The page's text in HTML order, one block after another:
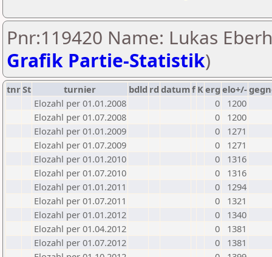
Pnr:119420 Name: Lukas
Grafik Partie-Statistik)
tnrSt turnier bdld rd datumf Kerg elo+/-
Elozahl per 01.01.2008
0
1200
Elozahl per 01.07.2008
0
1200
Elozahl per 01.01.2009
0
1271
Elozahl per 01.07.2009
0
1271
Elozahl per 01.01.2010
0
1316
Elozahl per 01.07.2010
0
1316
Elozahl per 01.01.2011
0
1294
Elozahl per 01.07.2011
0
1321
Elozahl per 01.01.2012
0
1340
Elozahl per 01.04.2012
0
1381
Elozahl per 01.07.2012
0
1381